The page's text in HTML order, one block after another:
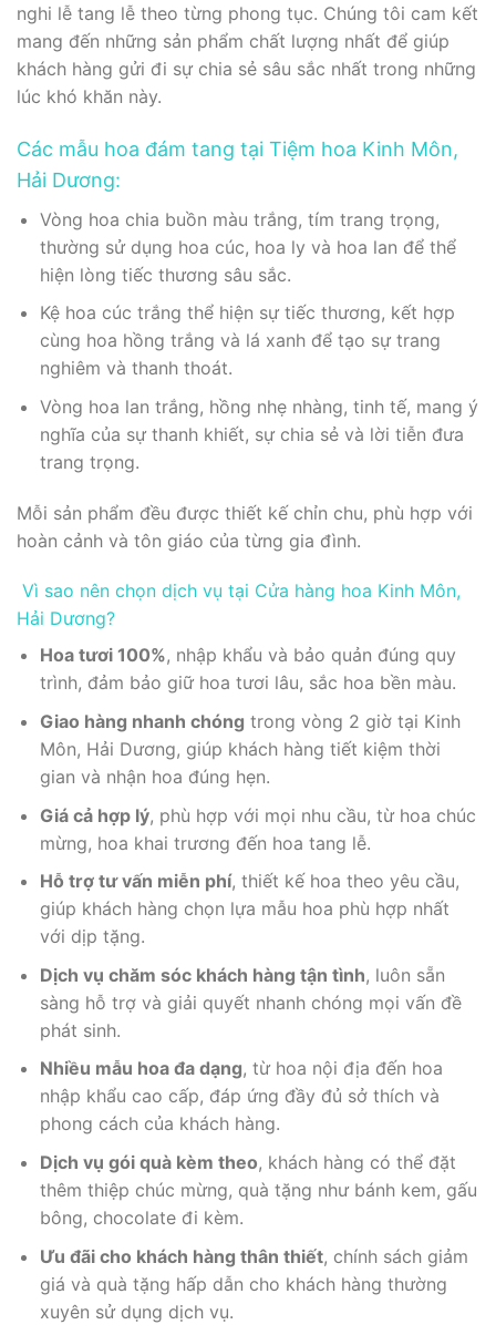
nghi lễ tang lễ theo từng phong tục. Chúng tôi cam kết
mang đến những sản phẩm chất lượng nhất để giúp
khách hàng gửi đi sự chia sẻ sâu sắc nhất trong những
lúc khó khăn này.
Các mẫu hoa đám tang tại Tiệm hoa Kinh Môn,
Hải Dương:
Vòng hoa chia buồn màu trắng, tím trang trọng,
thường sử dụng hoa cúc, hoa ly và hoa lan để thể
hiện lòng tiếc thương sâu sắc.
Kệ hoa cúc trắng thể hiện sự tiếc thương, kết hợp
cùng hoa hồng trắng và lá xanh để tạo sự trang
nghiêm và thanh thoát.
Vòng hoa lan trắng, hồng nhẹ nhàng, tinh tế, mang ý
nghĩa của sự thanh khiết, sự chia sẻ và lời tiễn đưa
trang trọng.
Mỗi sản phẩm đều được thiết kế chỉn chu, phù hợp với
hoàn cảnh và tôn giáo của từng gia đình.
Vì sao nên chọn dịch vụ tại Cửa hàng hoa Kinh Môn,
Hải Dương?
Hoa tươi 100%, nhập khẩu và bảo quản đúng quy
trình, đảm bảo giữ hoa tươi lâu, sắc hoa bền màu.
Giao hàng nhanh chóng trong vòng 2 giờ tại Kinh
Môn, Hải Dương, giúp khách hàng tiết kiệm thời
gian và nhận hoa đúng hẹn.
Giá cả hợp lý, phù hợp với mọi nhu cầu, từ hoa chúc
mừng, hoa khai trương đến hoa tang lễ.
Hỗ trợ tư vấn miễn phí, thiết kế hoa theo yêu cầu,
giúp khách hàng chọn lựa mẫu hoa phù hợp nhất
với dịp tặng.
Dịch vụ chăm sóc khách hàng tận tình, luôn sẵn
sàng hỗ trợ và giải quyết nhanh chóng mọi vấn đề
phát sinh.
Nhiều mẫu hoa đa dạng, từ hoa nội địa đến hoa
nhập khẩu cao cấp, đáp ứng đầy đủ sở thích và
phong cách của khách hàng.
Dịch vụ gói quà kèm theo, khách hàng có thể đặt
thêm thiệp chúc mừng, quà tặng như bánh kem, gấu
bông, chocolate đi kèm.
Ưu đãi cho khách hàng thân thiết, chính sách giảm
giá và quà tặng hấp dẫn cho khách hàng thường
xuyên sử dụng dịch vụ.